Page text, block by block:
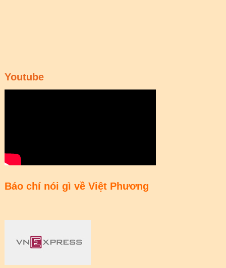
Youtube
Báo chí nói gì về Việt Phương